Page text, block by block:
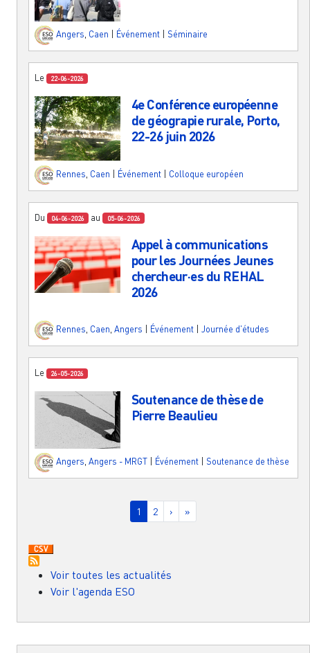
Angers, Caen Événement Séminaire
Le 22-06-2026
4e Conférence européenne
de géograpie rurale, Porto,
22-26 juin 2026
Rennes Caen Événement Colloque européen
Du 04-06-2026 au 05-06-2026
Appel à communications
pour les Journées Jeunes
chercheur·es du REHAL
2026
Rennes Caen Angers Événement Journée d'études
Le 26-05-2026
Soutenance de thèse de
Pierre Beaulieu
Angers Angers - MRGT Événement Soutenance de thèse
Page courante
1 Page
2 Page suivante
› Dernière page
»
Voir toutes les actualités
Voir l'agenda ESO